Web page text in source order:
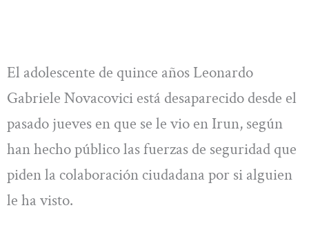
El adolescente de quince años Leonardo
Gabriele Novacovici está desaparecido desde el
pasado jueves en que se le vio en Irun, según
han hecho público las fuerzas de seguridad que
piden la colaboración ciudadana por si alguien
le ha visto.